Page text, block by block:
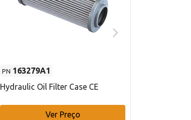
PN 163279A1
Hydraulic Oil Filter Case CE
Ver Preço